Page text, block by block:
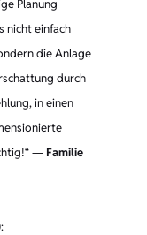
Planung
nicht einfach
die Anlage
durch
in einen
— Familie